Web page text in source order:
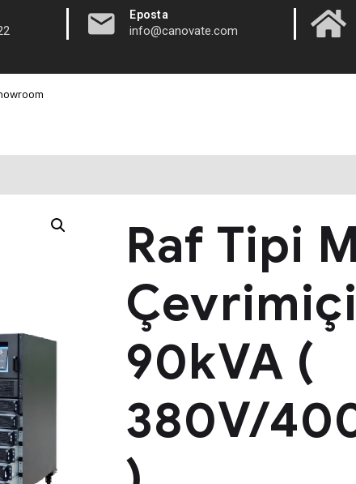
| Eposta
info@canovate.com |
Raf Tipi
90kVA (
380V/